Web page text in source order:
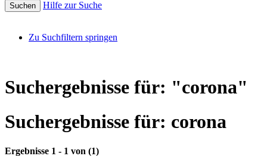
Suchen Hilfe zur Suche
Zu Suchfiltern springen
Suchergebnisse für: "corona"
Suchergebnisse für: corona
Ergebnisse 1 - 1 von (1)